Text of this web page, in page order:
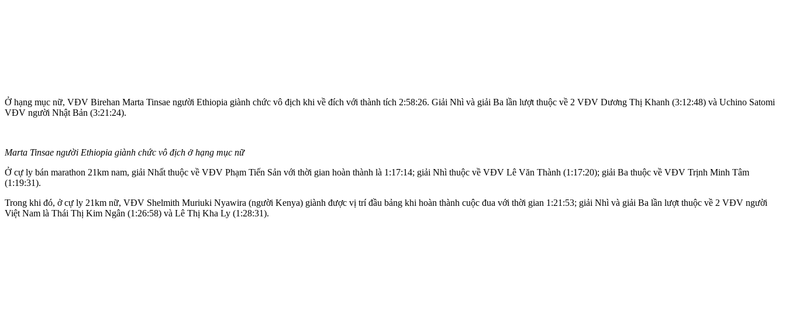
Ở hạng mục nữ, VĐV Birehan Marta Tinsae người Ethiopia giành chức vô địch khi về đích với thành tích 2:58:26. Giải Nhì và giải Ba lần lượt thuộc về 2 VĐV Dương Thị Khanh (3:12:48) và Uchino Satomi
VĐV người Nhật Bản (3:21:24).
Marta Tinsae người Ethiopia giành chức vô địch ở hạng mục nữ
Ở cự ly bán marathon 21km nam, giải Nhất thuộc về VĐV Phạm Tiến Sản với thời gian hoàn thành là 1:17:14; giải Nhì thuộc về VĐV Lê Văn Thành (1:17:20); giải Ba thuộc về VĐV Trịnh Minh Tâm
(1:19:31).
Trong khi đó, ở cự ly 21km nữ, VĐV Shelmith Muriuki Nyawira (người Kenya) giành được vị trí đầu bảng khi hoàn thành cuộc đua với thời gian 1:21:53; giải Nhì và giải Ba lần lượt thuộc về 2 VĐV người
Việt Nam là Thái Thị Kim Ngân (1:26:58) và Lê Thị Kha Ly (1:28:31).